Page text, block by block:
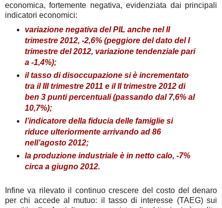
economica, fortemente negativa, evidenziata dai principali
indicatori economici:
variazione negativa del PIL anche nel II
trimestre 2012, -2,6% (peggiore del dato del I
trimestre del 2012, variazione tendenziale pari
a -1,4%);
il tasso di disoccupazione si è incrementato
tra il III trimestre 2011 e il II trimestre 2012 di
ben 3 punti percentuali (passando dal 7,6% al
10,7%);
l’indicatore della fiducia delle famiglie si
riduce ulteriormente arrivando ad 86
nell’agosto 2012;
la produzione industriale è in netto calo, -7%
circa a giugno 2012.
Infine va rilevato il continuo crescere del costo del denaro
per chi accede al mutuo: il tasso di interesse (TAEG) sui